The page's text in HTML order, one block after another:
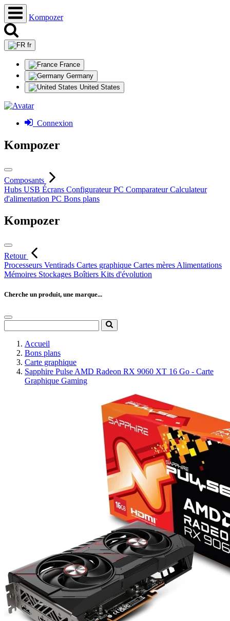
Kompozer
fr
France
Germany
United States
Connexion
Kompozer
Composants
Hubs USB Écrans Configurateur PC ComparateurCalculateur
d'alimentation PC Bons plans
Kompozer
Retour
Processeurs Ventirads Cartes graphique Cartes mères Alimentations
Mémoires Stockages Boîtiers Kits d'évolution
Cherche un produit, une marque...
Accueil
Bons plans
Carte graphique
Sapphire Pulse AMD Radeon RX 9060 XT 16 Go - Carte
Graphique Gaming